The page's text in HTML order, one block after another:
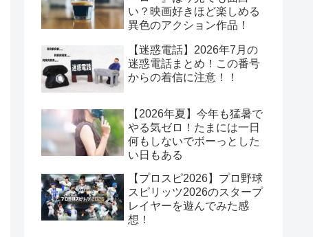
い？映画好きほど楽しめる
異色のアクション作品！
【迷惑電話】2026年7月の
迷惑電話まとめ！この番号
からの着信に注意！！
【2026年夏】今年も猛暑で
やる気ゼロ！たまには一日
何もしないでボーっとした
い日もある
【プロスピ2026】プロ野球
スピリッツ2026のスタープ
レイヤーを遊んでみた感
想！